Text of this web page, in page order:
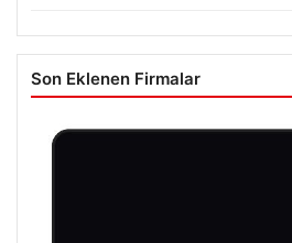
Son Eklenen Firmalar